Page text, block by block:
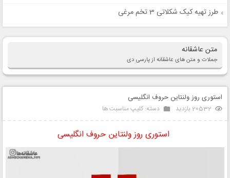
طرز تهیه کیک شکلاتی 3 تخم مرغی
متن عاشقانه
جملات و متن های عاشقانه از پارسی دی
استوری روز ولنتاین حروف انگلیسی
20532 بازدید دسته: کلیپ مناسبت ها
استوری روز ولنتاین حروف انگلیسی